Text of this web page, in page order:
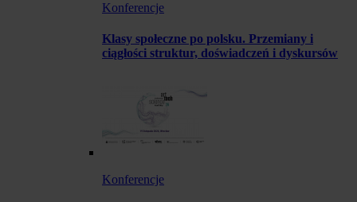
Konferencje
Klasy społeczne po polsku. Przemiany i
ciągłości struktur, doświadczeń i dyskursów
Konferencje